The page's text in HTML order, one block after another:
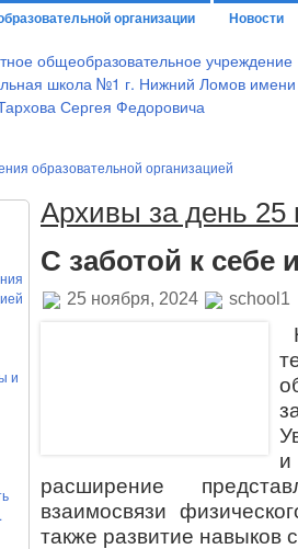
организации Новости
образовательной организацией
платных образовательных услуг
государственный контроль
по обеспечению ФГОС НОО ОВЗ и ФГОС О УО
и
Архивы за день 25
С заботой к
25 ноября, 2024 school1
расширение
взаимосвязи
также развитие навыков